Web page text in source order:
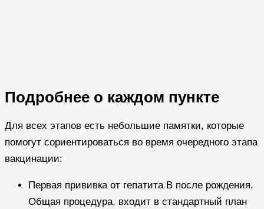
Подробнее о каждом пункте
Для всех этапов есть небольшие памятки, которые
помогут сориентироваться во время очередного этапа
вакцинации:
Первая прививка от гепатита B после рождения.
Общая процедура, входит в стандартный план